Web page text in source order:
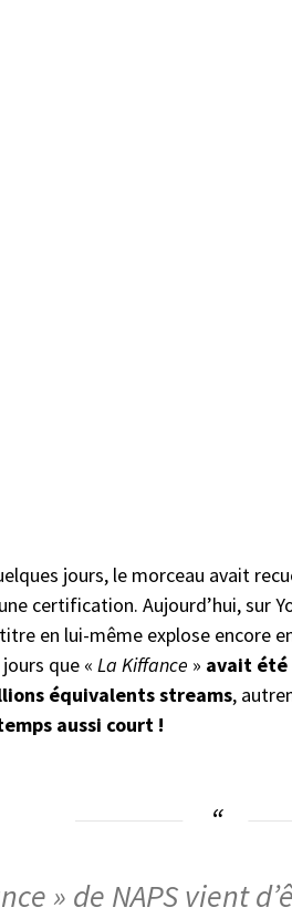
jours, le morceau avait
certification. Aujourd’hui, sur
en lui-même explose encore
que « La Kiffance » avait été
équivalents streams,
aussi court !
» de NAPS vient